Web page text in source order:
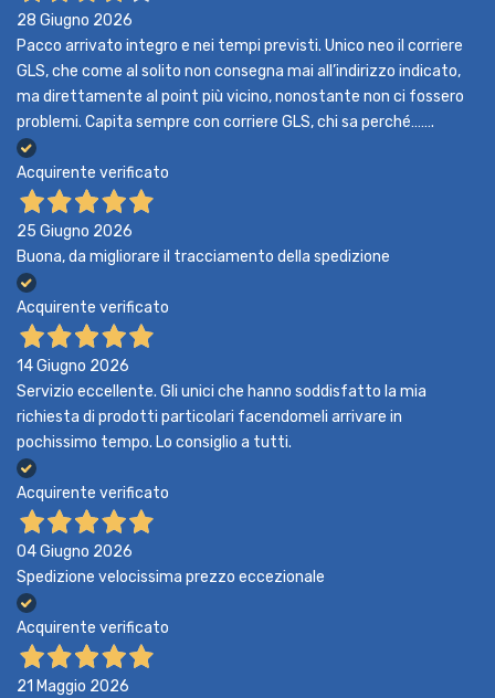
28 Giugno 2026
Pacco arrivato integro e nei tempi previsti. Unico neo il corriere
GLS, che come al solito non consegna mai all’indirizzo indicato,
ma direttamente al point più vicino, nonostante non ci fossero
problemi. Capita sempre con corriere GLS, chi sa perché…….
Acquirente verificato
25 Giugno 2026
Buona, da migliorare il tracciamento della spedizione
Acquirente verificato
14 Giugno 2026
Servizio eccellente. Gli unici che hanno soddisfatto la mia
richiesta di prodotti particolari facendomeli arrivare in
pochissimo tempo. Lo consiglio a tutti.
Acquirente verificato
04 Giugno 2026
Spedizione velocissima prezzo eccezionale
Acquirente verificato
21 Maggio 2026